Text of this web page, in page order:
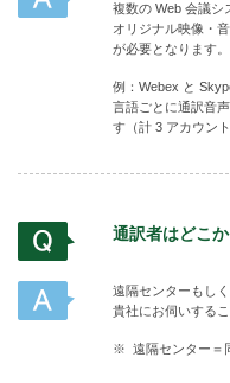
複数の Web 会議シ
オリジナル映像・
が必要となります。
例：Webex と
言語ごとに通訳音
す（計 3 アカウン
通訳者はどこ
遠隔センターもし
貴社にお伺いするこ
遠隔センター＝